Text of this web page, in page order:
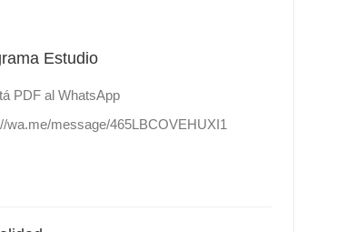
Estudio
PDF al WhatsApp
wa.me/message/465LBCOVEHUXI1